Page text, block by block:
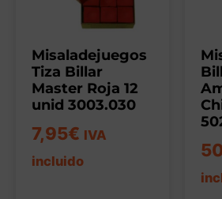
Misaladejuegos
Tiza Billar
Master Roja 12
unid 3003.030
7,95€ IVA
incluido